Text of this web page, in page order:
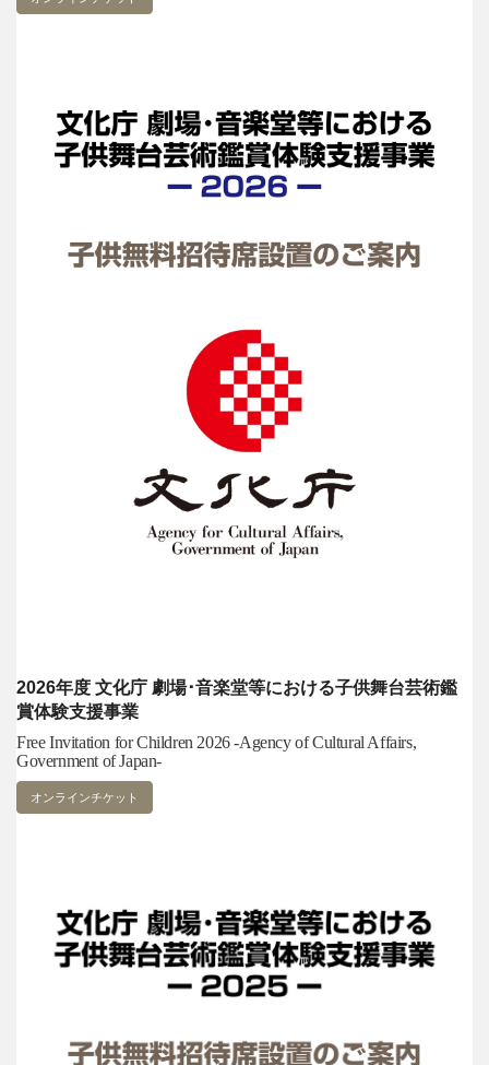
2026年度 文化庁 劇場･音楽堂等における子供舞台芸術鑑
賞体験支援事業
Free Invitation for Children 2026 -Agency of Cultural Affairs,
Government of Japan-
オンラインチケット